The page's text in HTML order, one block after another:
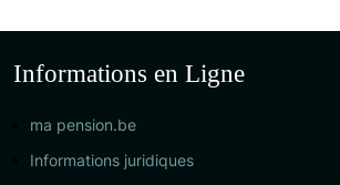
Informations en Ligne
ma pension.be
Informations juridiques